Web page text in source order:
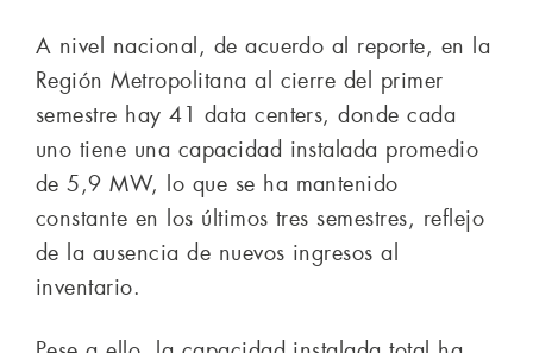
A nivel nacional, de acuerdo al reporte, en la
Región Metropolitana al cierre del primer
semestre hay 41 data centers, donde cada
uno tiene una capacidad instalada promedio
de 5,9 MW, lo que se ha mantenido
constante en los últimos tres semestres, reflejo
de la ausencia de nuevos ingresos al
inventario.